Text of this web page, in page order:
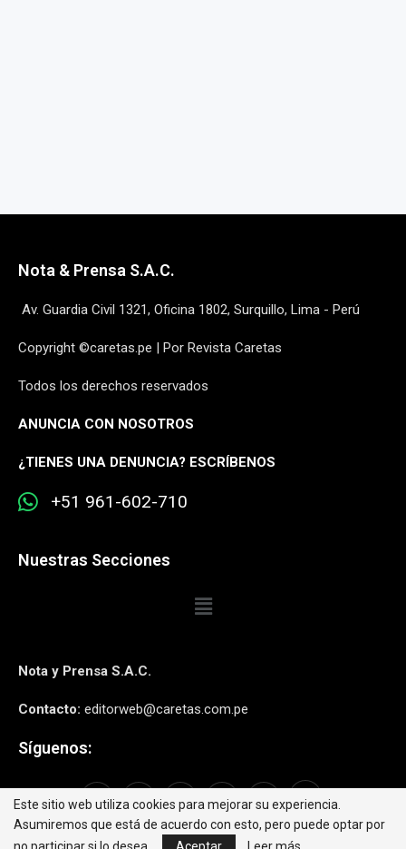
Nota & Prensa S.A.C.
Av. Guardia Civil 1321, Oficina 1802, Surquillo, Lima - Perú
Copyright ©caretas.pe | Por Revista Caretas
Todos los derechos reservados
ANUNCIA CON NOSOTROS
¿TIENES UNA DENUNCIA? ESCRÍBENOS
+51 961-602-710
Nuestras Secciones
Nota y Prensa S.A.C.
Contacto: editorweb@caretas.com.pe
Síguenos:
Este sitio web utiliza cookies para mejorar su experiencia.
Asumiremos que está de acuerdo con esto, pero puede optar por